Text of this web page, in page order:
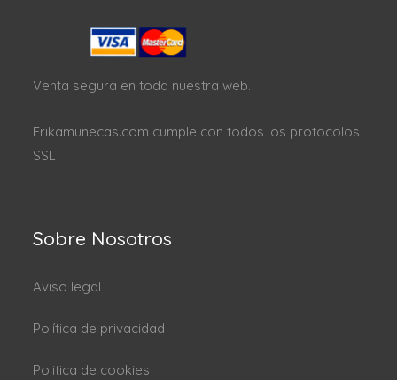
Venta segura en toda nuestra web.
Erikamunecas.com cumple con todos los protocolos
SSL
Sobre Nosotros
Aviso legal
Política de privacidad
Politica de cookies